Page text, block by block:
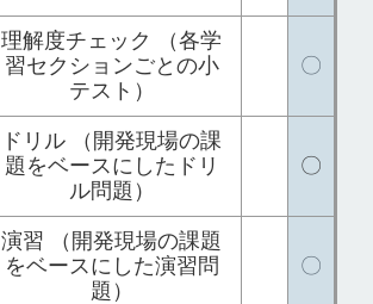
理解度チェック （各学
習セクションごとの小
テスト）
〇
ドリル （開発現場の課
題をベースにしたドリ
ル問題）
〇
演習 （開発現場の課題
をベースにした演習問
題）
〇